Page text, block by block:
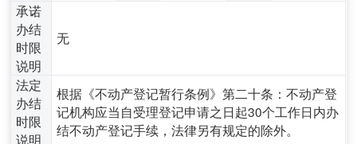
承诺
办结
时限
说明
无
法定
办结
时限
说明
根据《不动产登记暂行条例》第二十条：不动产登
记机构应当自受理登记申请之日起30个工作日内办
结不动产登记手续，法律另有规定的除外。